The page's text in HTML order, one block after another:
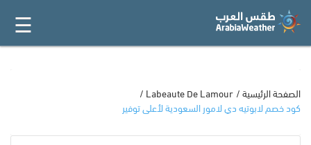
القائمة
أفضل 20
☰
الصفحة الرئيسية
Labeaute De Lamour
كود خصم لابوتيه دي لامور السعودية لأعلى توفير